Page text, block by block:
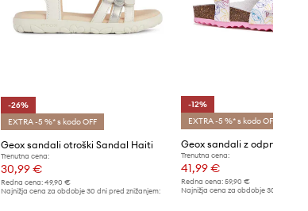
-26%
EXTRA -5 %* s kodo OFF
Geox sandali otroški Sandal Haiti
Trenutna cena:
30,99 €
Redna cena:49,90 €
Najnižja cena za obdobje 30 dni pred znižanjem:
-12%
EXTRA -5 %* s kodo OFF
Trenutna cena:
41,99 €
Redna cena: 59,90 €
Najnižja cena za obdobje 30 dni pred